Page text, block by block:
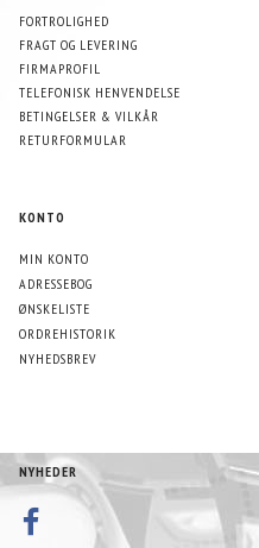
FORTROLIGHED
FRAGT OG LEVERING
FIRMAPROFIL
TELEFONISK HENVENDELSE
BETINGELSER & VILKÅR
RETURFORMULAR
KONTO
MIN KONTO
ADRESSEBOG
ØNSKELISTE
ORDREHISTORIK
NYHEDSBREV
NYHEDER